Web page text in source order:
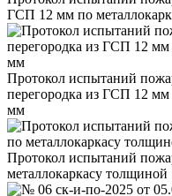
ГСП 12 мм по
Протокол испытаний
перегородка из ГСП 12
мм
Протокол испытаний
металлокаркасу